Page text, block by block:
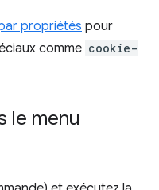
propriétés pour
comme cookie-
le menu